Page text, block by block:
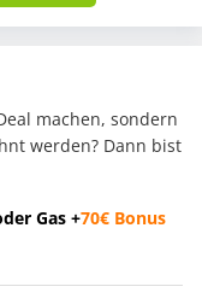
machen, sondern
werden? Dann bist
Gas +70€ Bonus